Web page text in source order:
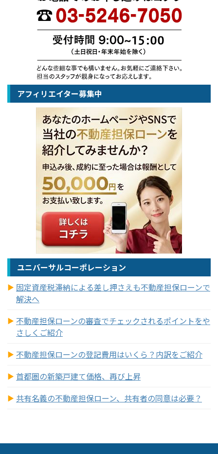
アフィリエイター募集中
ユニバーサルコーポレーション
固定資産税滞納による差し押さえも不動産担保ローンで
解決へ
不動産担保ローンの審査でチェックされるポイントをや
さしくご紹介
不動産担保ローンの登記費用はいくら？内訳をご紹介
首都圏の新築戸建て価格、再び上昇
共有名義の不動産担保ローン、共有者の同意は必要？